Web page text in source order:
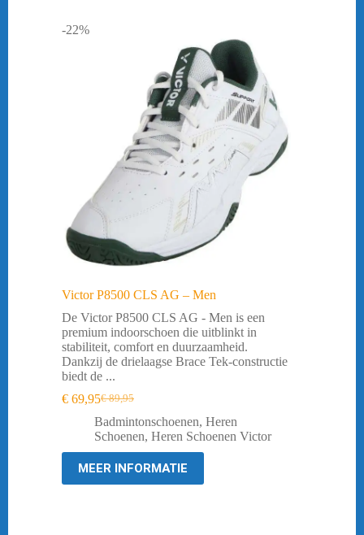
-22%
Victor P8500 CLS AG – Men
De Victor P8500 CLS AG - Men is een
premium indoorschoen die uitblinkt in
stabiliteit, comfort en duurzaamheid.
Dankzij de drielaagse Brace Tek-constructie
biedt de ...
€89,95
Oorspronkelijke
prijs
was:
€ 69,95Huidige
prijs
is:
Badmintonschoenen, Heren
Schoenen, Heren Schoenen Victor
MEER INFORMATIE